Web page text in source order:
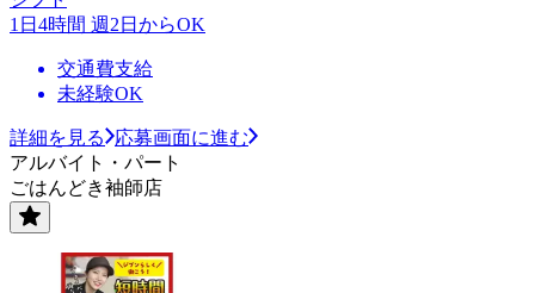
1日4時間 週2日からOK
交通費支給
未経験OK
詳細を見る
応募画面に進む
アルバイト・パート
ごはんどき袖師店